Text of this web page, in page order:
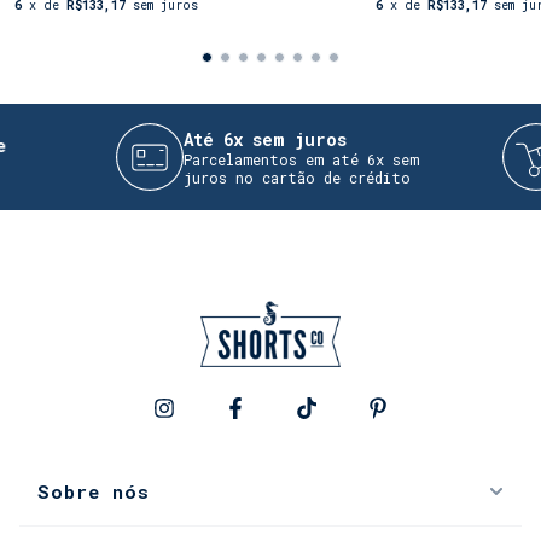
6 x de R$133,17 sem juros 6 x de R$133,17 sem
Até 6x sem juros
Parcelamentos em até 6x sem
juros no cartão de crédito
Sobre nós